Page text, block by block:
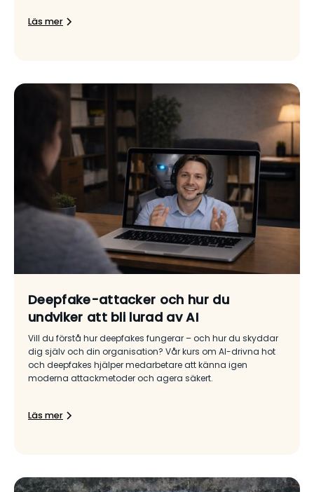
Läs mer
Deepfake-attacker och hur du
undviker att bli lurad av AI
Vill du förstå hur deepfakes fungerar – och hur du skyddar
dig själv och din organisation? Vår kurs om AI-drivna hot
och deepfakes hjälper medarbetare att känna igen
moderna attackmetoder och agera säkert.
Läs mer